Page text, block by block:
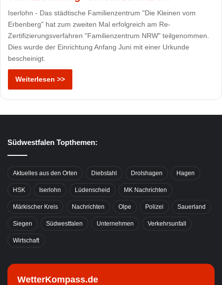
Iserlohn - Das städtische Familienzentrum "Die Kleinen vom
Erbenberg" hat zum zweiten Mal erfolgreich am Re-
Zertifizierungsverfahren "Familienzentrum NRW" teilgenommen.
Dies wurde der Einrichtung Anfang Juni mit einer Urkunde
bescheinigt.
Weiterlesen >>
Südwestfalen Topthemen:
Aktuelles aus den Orten Diebstahl Drolshagen Hagen
HSK Iserlohn Lüdenscheid MK Nachrichten
Märkischer Kreis Nachrichten Olpe Polizei Sauerland
Siegen Südwestfalen Unternehmen Verkehrsunfall
Wirtschaft
WetterKompass.de